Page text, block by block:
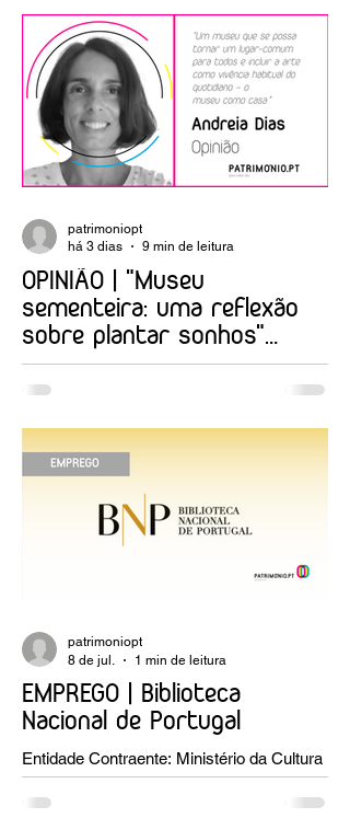
OPINIÃO | "Museu
sementeira: uma reflexão
sobre plantar sonhos"
Andreia Dias
reflexão sobre plantar sonhos" Andreia
patrimoniopt
há 3 dias
9 min de leitura
EMPREGO | Biblioteca
Nacional de Portugal
Entidade Contraente: Ministério da Cultura
Funções públicas por tempo
indeterminado Carreira/Função: Técnico
patrimoniopt
8 de jul.
1 min de leitura